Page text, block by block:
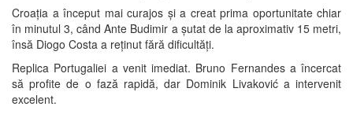
Croația a început mai curajos și a creat prima oportunitate chiar
în minutul 3, când Ante Budimir a șutat de la aproximativ 15 metri,
însă Diogo Costa a reținut fără dificultăți.
Replica Portugaliei a venit imediat. Bruno Fernandes a încercat
să profite de o fază rapidă, dar Dominik Livaković a intervenit
excelent.